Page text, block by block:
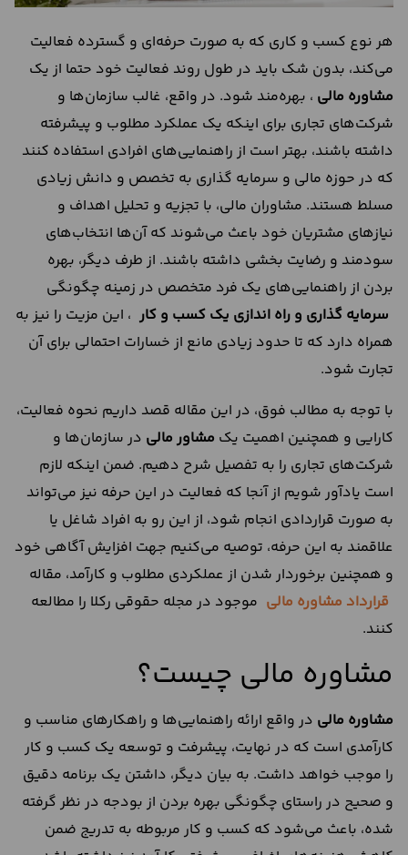
هر نوع کسب و کاری که به صورت حرفه‌ای و گسترده فعالیت
می‌کند، بدون شک باید در طول روند فعالیت خود حتما از یک
مشاوره مالی ، بهره‌مند شود. در واقع، غالب سازمان‌ها و
شرکت‌های تجاری برای اینکه یک عملکرد مطلوب و پیشرفته
داشته باشند، بهتر است از راهنمایی‌های افرادی استفاده کنند
که در حوزه مالی و سرمایه گذاری به تخصص و دانش زیادی
مسلط هستند. مشاوران مالی، با تجزیه و تحلیل اهداف و
نیازهای مشتریان خود باعث می‌شوند که آن‌ها انتخاب‌های
سودمند و رضایت بخشی داشته باشند. از طرف دیگر، بهره
بردن از راهنمایی‌های یک فرد متخصص در زمینه چگونگی
سرمایه گذاری و راه‌ اندازی یک کسب و کار ، این مزیت را نیز به
همراه دارد که تا حدود زیادی مانع از خسارات احتمالی برای آن
تجارت شود.
با توجه به مطالب فوق، در این مقاله قصد داریم نحوه فعالیت،
کارایی و همچنین اهمیت یک مشاور مالی در سازمان‌ها و
شرکت‌های تجاری را به تفصیل شرح دهیم. ضمن اینکه لازم
است یادآور شویم از آنجا که فعالیت در این حرفه نیز می‌تواند
به صورت قراردادی انجام شود، از این رو به افراد شاغل یا
علاقمند به این حرفه، توصیه می‌کنیم جهت افزایش آگاهی خود
و همچنین برخوردار شدن از عملکردی مطلوب و کارآمد، مقاله
قرارداد مشاوره مالی موجود در مجله حقوقی رکلا را مطالعه
کنند.
مشاوره مالی چیست؟
مشاوره مالی در واقع ارائه راهنمایی‌ها و راهکارهای مناسب و
کارآمدی است که در نهایت، پیشرفت و توسعه یک کسب و کار
را موجب خواهد داشت. به بیان دیگر، داشتن یک برنامه دقیق
و صحیح در راستای چگونگی بهره بردن از بودجه در نظر گرفته
شده، باعث می‌شود که کسب و کار مربوطه به تدریج ضمن